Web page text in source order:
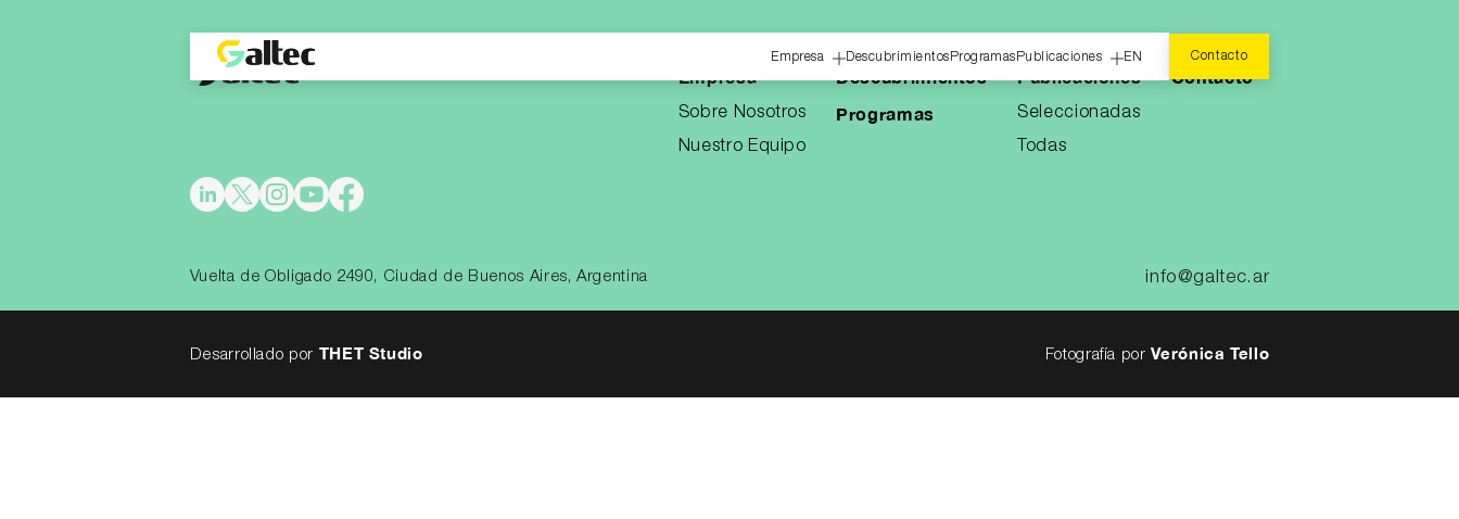
Empresa DescubrimientosProgramasPublicaciones EN Contacto
Empresa
Sobre Nosotros
Nuestro Equipo
Descubrimientos
Programas
Publicaciones
Seleccionadas
Todas
Contacto
Vuelta de Obligado 2490, Ciudad de Buenos Aires, Argentina info@galtec.ar
Desarrollado por THET Studio Fotografía porVerónica Tello